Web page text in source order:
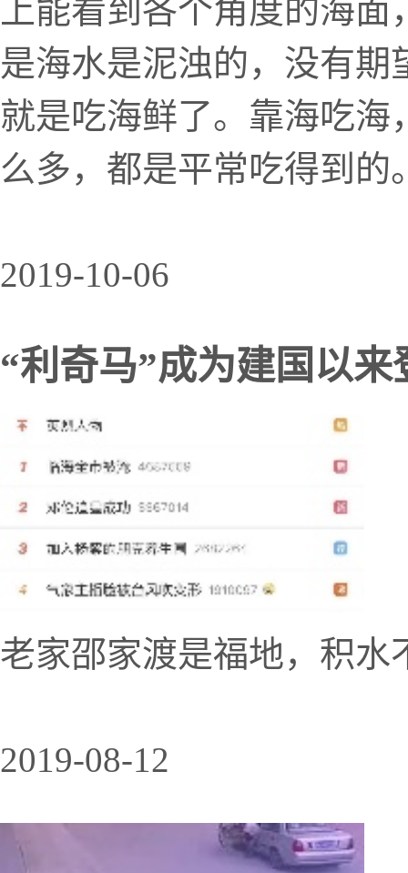
上能看到各个角度的海
是海水是泥浊的，没有
就是吃海鲜了。靠海吃
么多，都是平常吃得到的
2019-10-06
“利奇马”成为建国以
老家邵家渡是福地，积水
2019-08-12